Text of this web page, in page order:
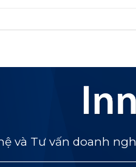
và Tư vấn doanh